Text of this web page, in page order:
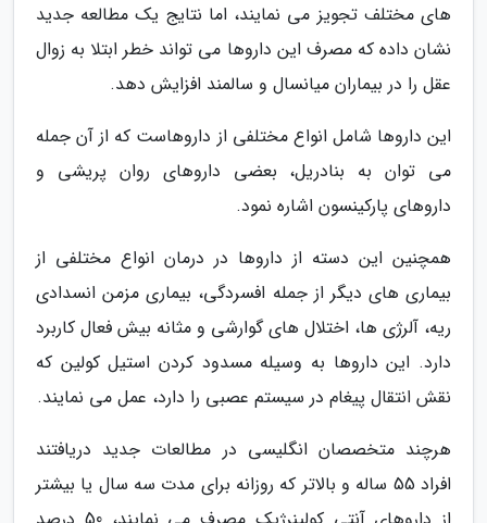
های مختلف تجویز می نمایند، اما نتایج یک مطالعه جدید
نشان داده که مصرف این داروها می تواند خطر ابتلا به زوال
عقل را در بیماران میانسال و سالمند افزایش دهد.
این داروها شامل انواع مختلفی از داروهاست که از آن جمله
می توان به بنادریل، بعضی داروهای روان پریشی و
داروهای پارکینسون اشاره نمود.
همچنین این دسته از داروها در درمان انواع مختلفی از
بیماری های دیگر از جمله افسردگی، بیماری مزمن انسدادی
ریه، آلرژی ها، اختلال های گوارشی و مثانه بیش فعال کاربرد
دارد. این داروها به وسیله مسدود کردن استیل کولین که
نقش انتقال پیغام در سیستم عصبی را دارد، عمل می نمایند.
هرچند متخصصان انگلیسی در مطالعات جدید دریافتند
افراد 55 ساله و بالاتر که روزانه برای مدت سه سال یا بیشتر